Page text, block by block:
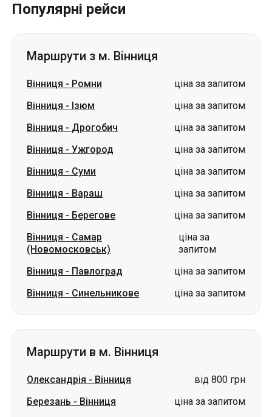
Популярні рейси
Маршрути з м. Вінниця
Вінниця - Ромни
ціна за запитом
Вінниця - Ізюм
ціна за запитом
Вінниця - Дрогобич
ціна за запитом
Вінниця - Ужгород
ціна за запитом
Вінниця - Суми
ціна за запитом
Вінниця - Вараш
ціна за запитом
Вінниця - Берегове
ціна за запитом
Вінниця - Самар
(Новомосковськ)
ціна за
запитом
Вінниця - Павлоград
ціна за запитом
Вінниця - Синельникове ціна за запитом
Маршрути в м. Вінниця
Олександрія - Вінниця
від 800 грн
Березань - Вінниця
ціна за запитом